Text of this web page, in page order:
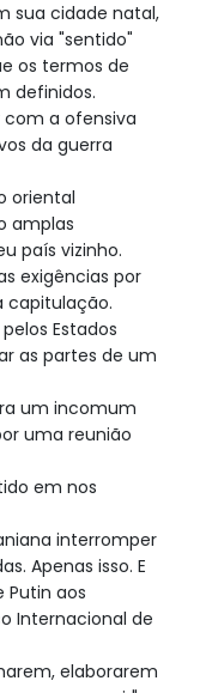
sua cidade natal,
via "sentido"
os termos de
definidos.
a ofensiva
da guerra
oriental
amplas
país vizinho.
exigências por
capitulação.
Estados
as partes de um
um incomum
uma reunião
em nos
interromper
Apenas isso. E
Putin aos
Internacional de
elaborarem